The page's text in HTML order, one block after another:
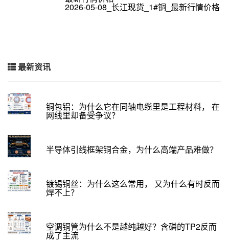
2026-05-08_长江现货_1#铜_最新行情价格
最新资讯
铜包铝：为什么它在同轴电缆里是工程材料， 在
网线里却备受争议？
半导体引线框架铜合金，为什么高端产品难做？
镀锡铜丝：为什么这么常用， 又为什么有时反而
焊不上？
空调铜管为什么不是越纯越好？含磷的TP2反而
成了主流